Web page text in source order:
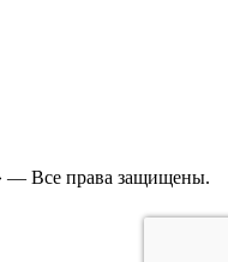
Все права защищены.